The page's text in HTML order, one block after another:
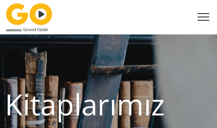
Ana
Sayfa
Bayilerimiz
Katalog
Kitaplarımız